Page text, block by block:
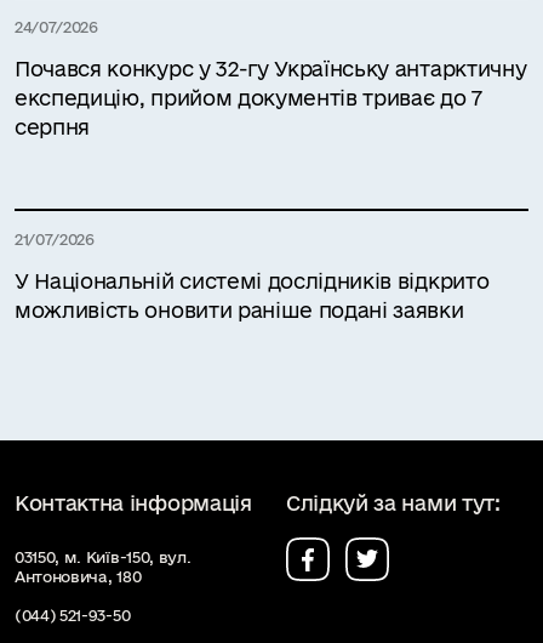
24/07/2026
Почався конкурс у 32-гу Українську антарктичну
експедицію, прийом документів триває до 7
серпня
21/07/2026
У Національній системі дослідників відкрито
можливість оновити раніше подані заявки
Контактна інформація
03150, м. Київ-150, вул.
Антоновича, 180
(044) 521-93-50
Слідкуй за нами тут: